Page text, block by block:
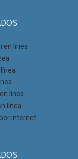
en línea
línea
línea
Internet